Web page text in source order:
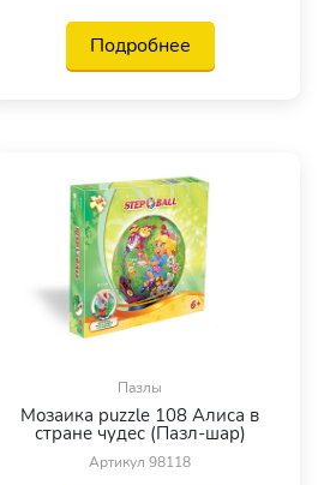
Подробнее
Пазлы
Мозаика puzzle 108 Алиса в
стране чудес (Пазл-шар)
Артикул 98118